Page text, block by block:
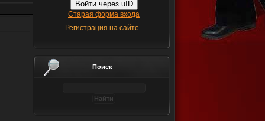
Войти через uID
Старая форма входа
Регистрация на сайте
Поиск